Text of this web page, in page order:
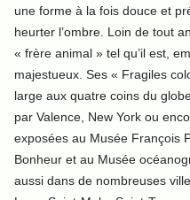
une forme à la fois douce et
heurter l’ombre. Loin de tout
« frère animal » tel qu’il est,
majestueux. Ses « Fragiles
large aux quatre coins du
par Valence, New York ou
exposées au Musée François
Bonheur et au Musée
aussi dans de nombreuses